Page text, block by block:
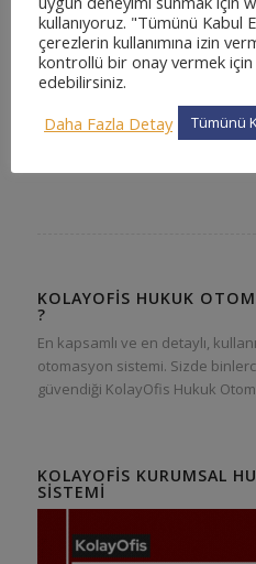
KOLAYOFIS HUKUK
?
En kapsamlı ve en detaylı,
otomasyon sistemi. Sizde
güvendiği KolayOfis Hukuk
KOLAYOFIS KURUMSAL
SISTEMI
kullanıyoruz. "Tümünü Kabul
çerezlerin kullanımına izin
kontrollü bir onay vermek için
edebilirsiniz.
Daha Fazla Detay
Tümünü